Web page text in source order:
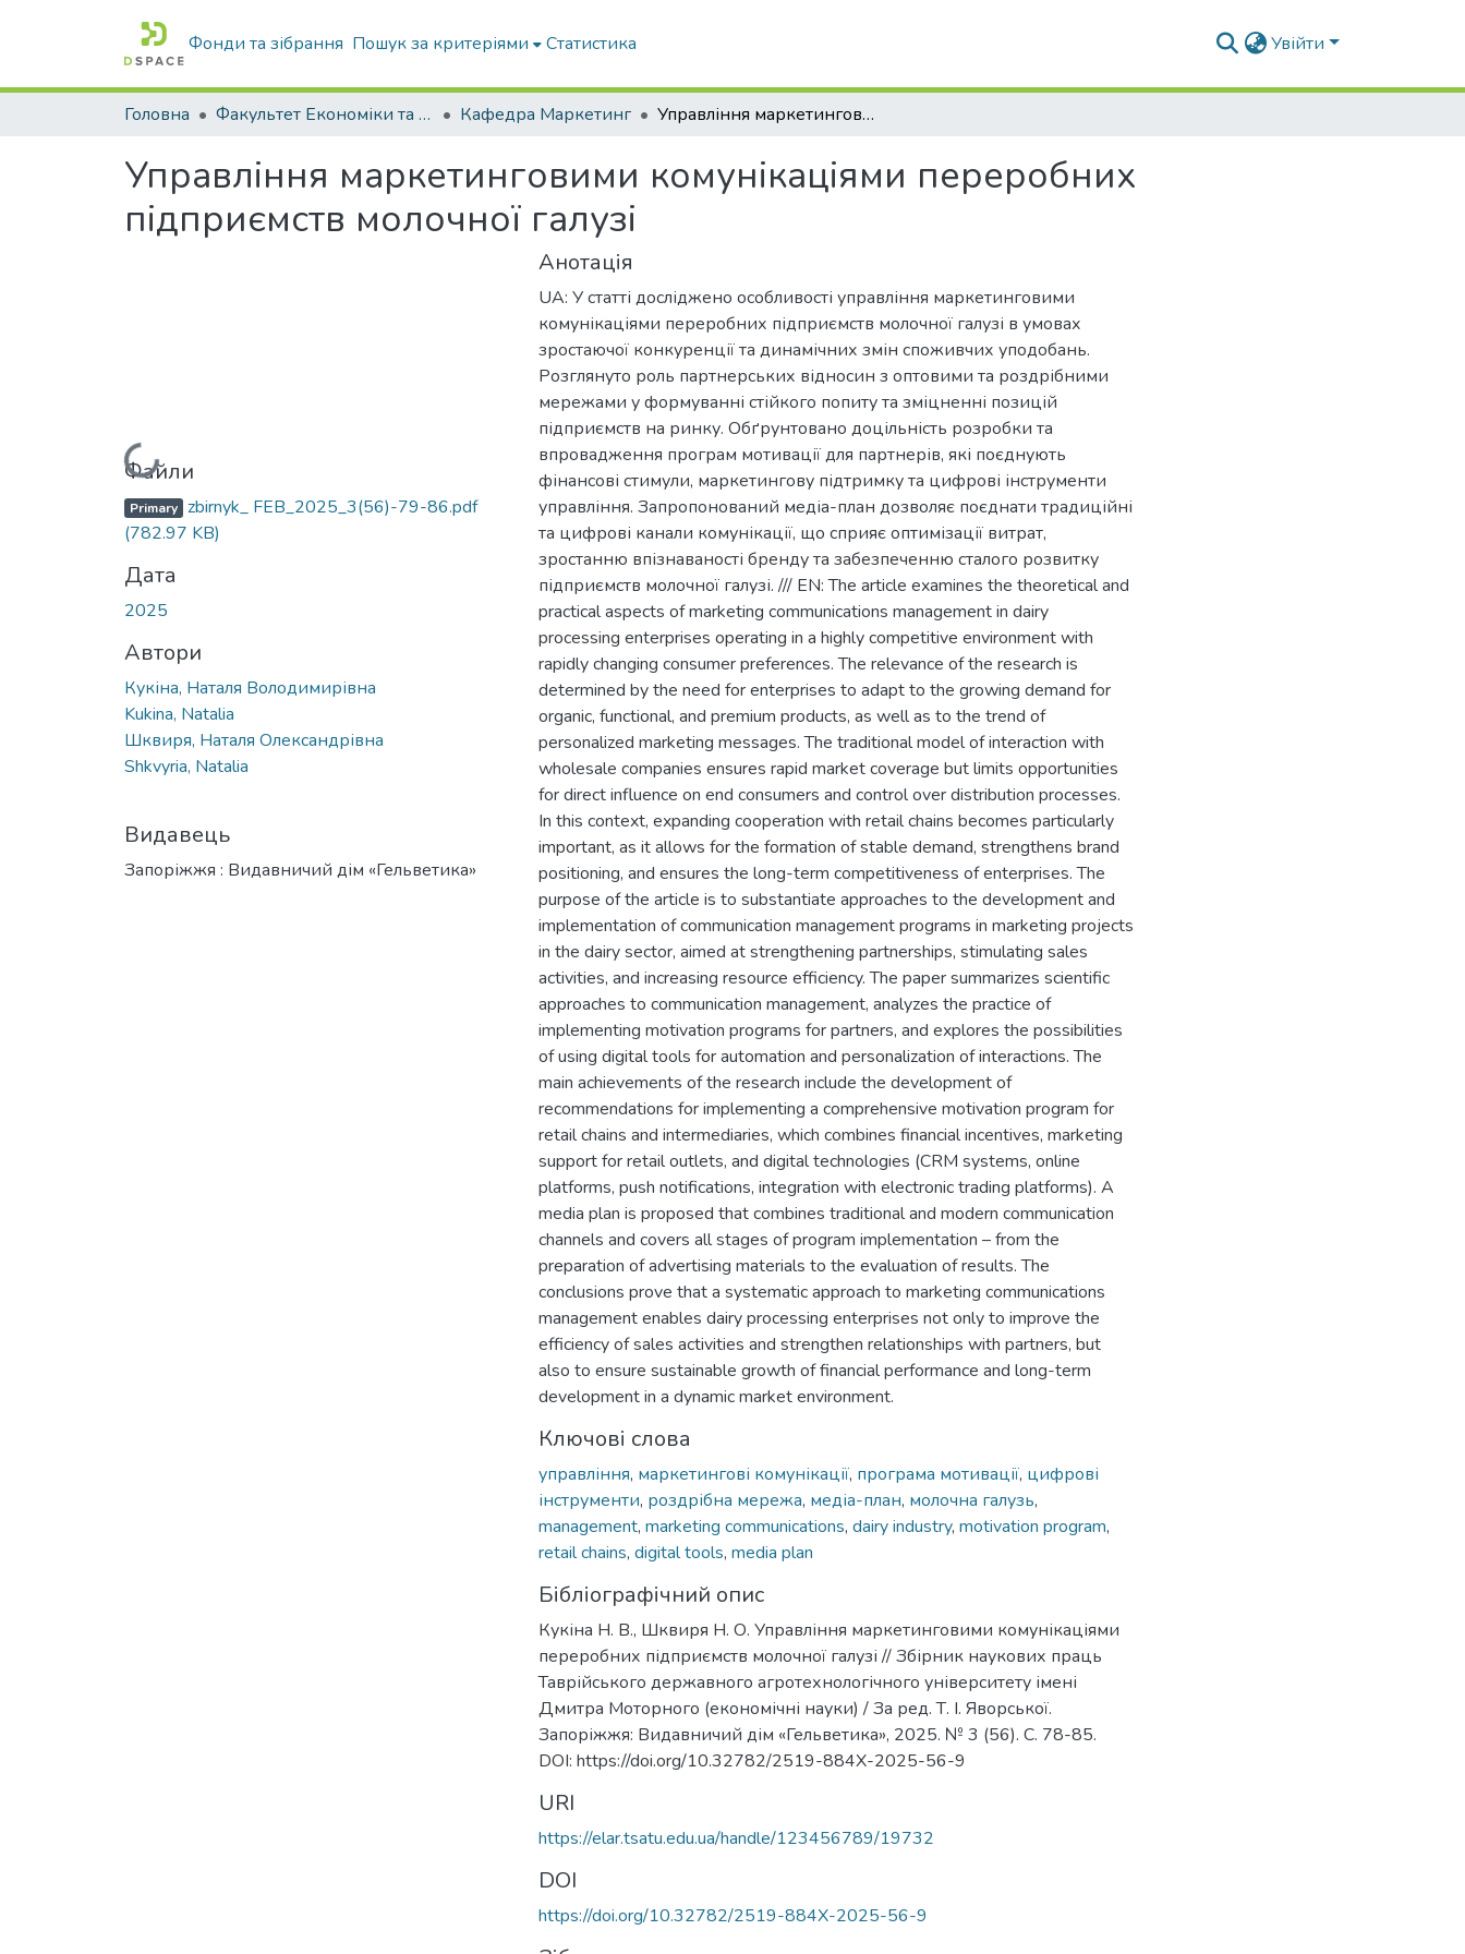
Фонди та зібрання Пошук за критеріями Статистика Увійти
Головна Факультет Економіки та бізнесу Кафедра Маркетинг Управління маркетинговими комунікаціями переробних підприємств молочної галузі
Управління маркетинговими комунікаціями переробних
підприємств молочної галузі
Вантажиться...
Файли
Primary zbirnyk_ FEB_2025_3(56)-79-86.pdf
(782.97 KB)
Дата
2025
Автори
Кукіна, Наталя Володимирівна
Kukina, Natalia
Шквиря, Наталя Олександрівна
Shkvyria, Natalia
Видавець
Запоріжжя : Видавничий дім «Гельветика»
Анотація
UA: У статті досліджено особливості управління маркетинговими
комунікаціями переробних підприємств молочної галузі в умовах
зростаючої конкуренції та динамічних змін споживчих уподобань.
Розглянуто роль партнерських відносин з оптовими та роздрібними
мережами у формуванні стійкого попиту та зміцненні позицій
підприємств на ринку. Обґрунтовано доцільність розробки та
впровадження програм мотивації для партнерів, які поєднують
фінансові стимули, маркетингову підтримку та цифрові інструменти
управління. Запропонований медіа-план дозволяє поєднати традиційні
та цифрові канали комунікації, що сприяє оптимізації витрат,
зростанню впізнаваності бренду та забезпеченню сталого розвитку
підприємств молочної галузі. /// EN: The article examines the theoretical and
practical aspects of marketing communications management in dairy
processing enterprises operating in a highly competitive environment with
rapidly changing consumer preferences. The relevance of the research is
determined by the need for enterprises to adapt to the growing demand for
organic, functional, and premium products, as well as to the trend of
personalized marketing messages. The traditional model of interaction with
wholesale companies ensures rapid market coverage but limits opportunities
for direct influence on end consumers and control over distribution processes.
In this context, expanding cooperation with retail chains becomes particularly
important, as it allows for the formation of stable demand, strengthens brand
positioning, and ensures the long-term competitiveness of enterprises. The
purpose of the article is to substantiate approaches to the development and
implementation of communication management programs in marketing projects
in the dairy sector, aimed at strengthening partnerships, stimulating sales
activities, and increasing resource efficiency. The paper summarizes scientific
approaches to communication management, analyzes the practice of
implementing motivation programs for partners, and explores the possibilities
of using digital tools for automation and personalization of interactions. The
main achievements of the research include the development of
recommendations for implementing a comprehensive motivation program for
retail chains and intermediaries, which combines financial incentives, marketing
support for retail outlets, and digital technologies (CRM systems, online
platforms, push notifications, integration with electronic trading platforms). A
media plan is proposed that combines traditional and modern communication
channels and covers all stages of program implementation – from the
preparation of advertising materials to the evaluation of results. The
conclusions prove that a systematic approach to marketing communications
management enables dairy processing enterprises not only to improve the
efficiency of sales activities and strengthen relationships with partners, but
also to ensure sustainable growth of financial performance and long-term
development in a dynamic market environment.
Ключові слова
управління, маркетингові комунікації, програма мотивації, цифрові
інструменти, роздрібна мережа, медіа-план, молочна галузь,
management, marketing communications, dairy industry, motivation program,
retail chains, digital tools, media plan
Бібліографічний опис
Кукіна Н. В., Шквиря Н. О. Управління маркетинговими комунікаціями
переробних підприємств молочної галузі // Збірник наукових праць
Таврійського державного агротехнологічного університету імені
Дмитра Моторного (економічні науки) / За ред. Т. І. Яворської.
Запоріжжя: Видавничий дім «Гельветика», 2025. № 3 (56). С. 78-85.
DOI: https://doi.org/10.32782/2519-884X-2025-56-9
URI
https://elar.tsatu.edu.ua/handle/123456789/19732
DOI
https://doi.org/10.32782/2519-884X-2025-56-9